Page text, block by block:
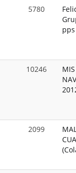
5780
10246
2099